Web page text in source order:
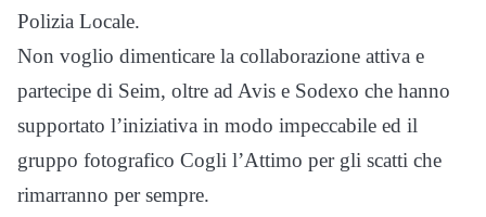
Polizia Locale.
Non voglio dimenticare la collaborazione attiva e
partecipe di Seim, oltre ad Avis e Sodexo che hanno
supportato l’iniziativa in modo impeccabile ed il
gruppo fotografico Cogli l’Attimo per gli scatti che
rimarranno per sempre.